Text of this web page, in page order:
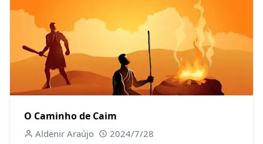
O Caminho de Caim
Aldenir Araújo 2024/7/28